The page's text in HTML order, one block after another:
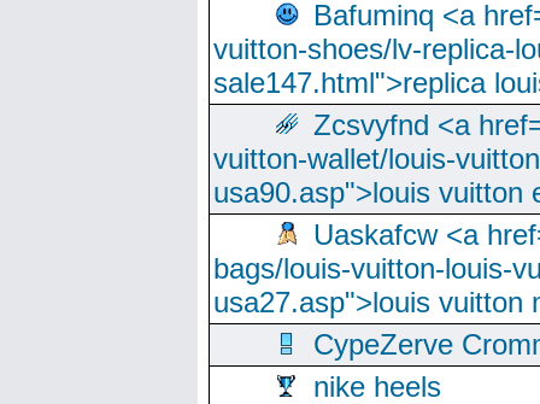
Bafuminq <a
vuitton-shoes/lv-replica-
sale147.html">replica
Zcsvyfnd <a
vuitton-wallet/louis-
usa90.asp">louis vuitton
Uaskafcw <a
bags/louis-vuitton-louis-
usa27.asp">louis vuitton
CypeZerve
nike heels